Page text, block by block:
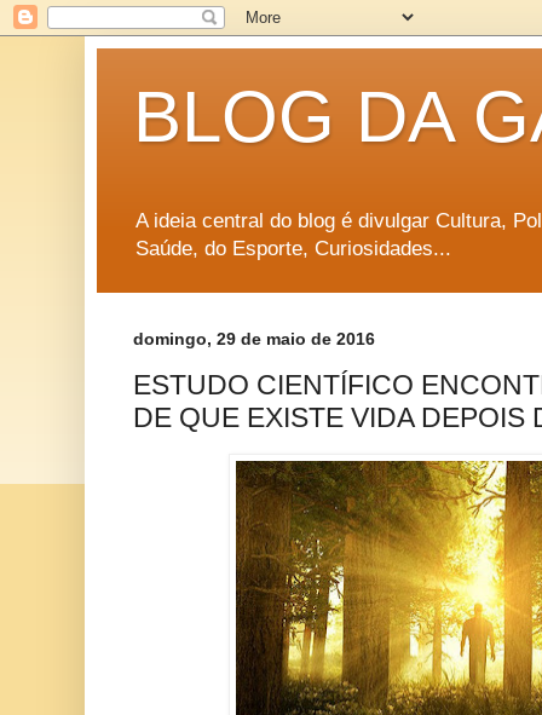
BLOG DA
A ideia central do blog é divulgar Cultura,
Saúde, do Esporte, Curiosidades...
domingo, 29 de maio de 2016
ESTUDO CIENTÍFICO
DE QUE EXISTE VIDA DEPOIS